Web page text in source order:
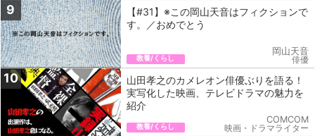
9
【#31】※この岡山天音はフィクションで
す。／おめでとう
教養/くらし
岡山天音
俳優
10
山田孝之のカメレオン俳優ぶりを語る！
実写化した映画、テレビドラマの魅力を
紹介
教養/くらし
COMCOM
映画・ドラマライター